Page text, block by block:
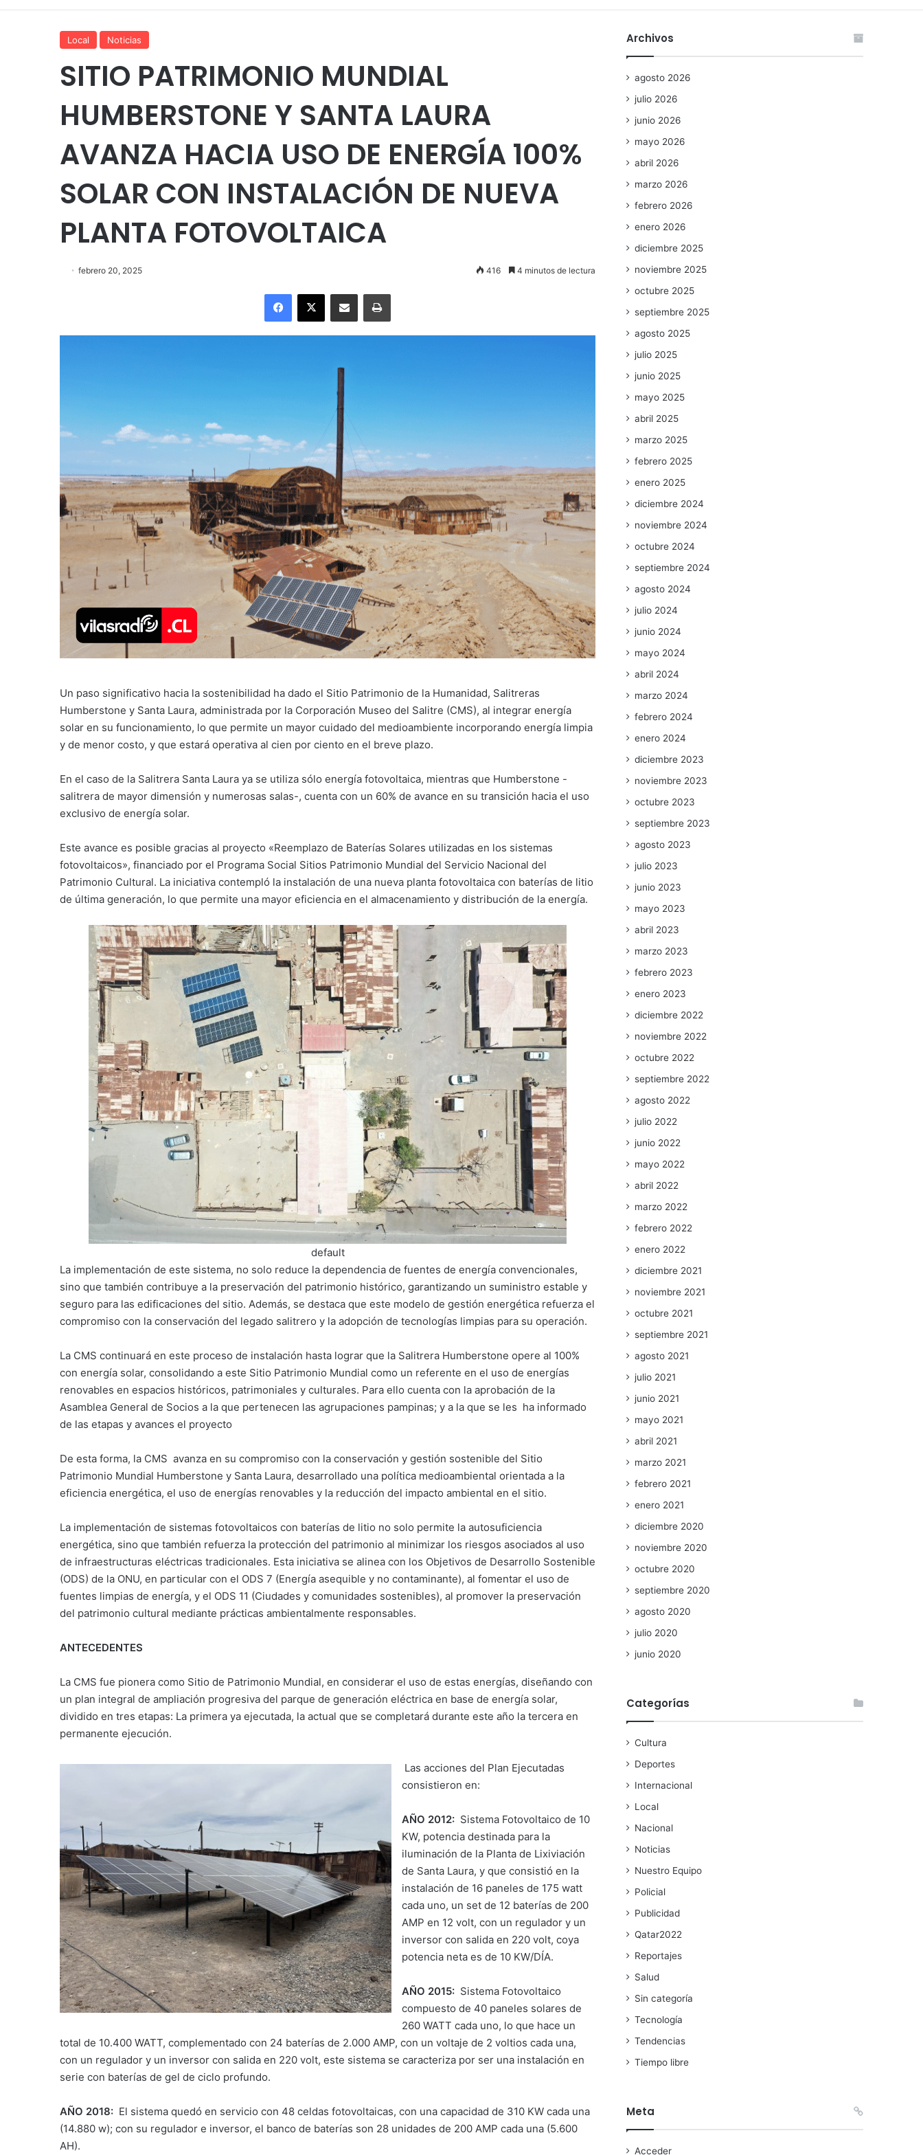
Local Noticias
SITIO PATRIMONIO MUNDIAL
HUMBERSTONE Y SANTA LAURA
AVANZA HACIA USO DE ENERGÍA 100%
SOLAR CON INSTALACIÓN DE NUEVA
PLANTA FOTOVOLTAICA
febrero 20, 2025 416 4 minutos de lectura
Facebook
X Enviar vía email Imprimir
Un paso significativo hacia la sostenibilidad ha dado el Sitio Patrimonio de la Humanidad, Salitreras
Humberstone y Santa Laura, administrada por la Corporación Museo del Salitre (CMS), al integrar energía
solar en su funcionamiento, lo que permite un mayor cuidado del medioambiente incorporando energía limpia
y de menor costo, y que estará operativa al cien por ciento en el breve plazo.
En el caso de la Salitrera Santa Laura ya se utiliza sólo energía fotovoltaica, mientras que Humberstone -
salitrera de mayor dimensión y numerosas salas-, cuenta con un 60% de avance en su transición hacia el uso
exclusivo de energía solar.
Este avance es posible gracias al proyecto «Reemplazo de Baterías Solares utilizadas en los sistemas
fotovoltaicos», financiado por el Programa Social Sitios Patrimonio Mundial del Servicio Nacional del
Patrimonio Cultural. La iniciativa contempló la instalación de una nueva planta fotovoltaica con baterías de litio
de última generación, lo que permite una mayor eficiencia en el almacenamiento y distribución de la energía.
default
La implementación de este sistema, no solo reduce la dependencia de fuentes de energía convencionales,
sino que también contribuye a la preservación del patrimonio histórico, garantizando un suministro estable y
seguro para las edificaciones del sitio. Además, se destaca que este modelo de gestión energética refuerza el
compromiso con la conservación del legado salitrero y la adopción de tecnologías limpias para su operación.
La CMS continuará en este proceso de instalación hasta lograr que la Salitrera Humberstone opere al 100%
con energía solar, consolidando a este Sitio Patrimonio Mundial como un referente en el uso de energías
renovables en espacios históricos, patrimoniales y culturales. Para ello cuenta con la aprobación de la
Asamblea General de Socios a la que pertenecen las agrupaciones pampinas; y a la que se les ha informado
de las etapas y avances el proyecto
De esta forma, la CMS avanza en su compromiso con la conservación y gestión sostenible del Sitio
Patrimonio Mundial Humberstone y Santa Laura, desarrollado una política medioambiental orientada a la
eficiencia energética, el uso de energías renovables y la reducción del impacto ambiental en el sitio.
La implementación de sistemas fotovoltaicos con baterías de litio no solo permite la autosuficiencia
energética, sino que también refuerza la protección del patrimonio al minimizar los riesgos asociados al uso
de infraestructuras eléctricas tradicionales. Esta iniciativa se alinea con los Objetivos de Desarrollo Sostenible
(ODS) de la ONU, en particular con el ODS 7 (Energía asequible y no contaminante), al fomentar el uso de
fuentes limpias de energía, y el ODS 11 (Ciudades y comunidades sostenibles), al promover la preservación
del patrimonio cultural mediante prácticas ambientalmente responsables.
ANTECEDENTES
La CMS fue pionera como Sitio de Patrimonio Mundial, en considerar el uso de estas energías, diseñando con
un plan integral de ampliación progresiva del parque de generación eléctrica en base de energía solar,
dividido en tres etapas: La primera ya ejecutada, la actual que se completará durante este año la tercera en
permanente ejecución.
Las acciones del Plan Ejecutadas
consistieron en:
AÑO 2012: Sistema Fotovoltaico de 10
KW, potencia destinada para la
iluminación de la Planta de Lixiviación
de Santa Laura, y que consistió en la
instalación de 16 paneles de 175 watt
cada uno, un set de 12 baterías de 200
AMP en 12 volt, con un regulador y un
inversor con salida en 220 volt, coya
potencia neta es de 10 KW/DÍA.
AÑO 2015: Sistema Fotovoltaico
compuesto de 40 paneles solares de
260 WATT cada uno, lo que hace un
total de 10.400 WATT, complementado con 24 baterías de 2.000 AMP, con un voltaje de 2 voltios cada una,
con un regulador y un inversor con salida en 220 volt, este sistema se caracteriza por ser una instalación en
serie con baterías de gel de ciclo profundo.
AÑO 2018: El sistema quedó en servicio con 48 celdas fotovoltaicas, con una capacidad de 310 KW cada una
(14.880 w); con su regulador e inversor, el banco de baterías son 28 unidades de 200 AMP cada una (5.600
AH).
Archivos
agosto 2026
julio 2026
junio 2026
mayo 2026
abril 2026
marzo 2026
febrero 2026
enero 2026
diciembre 2025
noviembre 2025
octubre 2025
septiembre 2025
agosto 2025
julio 2025
junio 2025
mayo 2025
abril 2025
marzo 2025
febrero 2025
enero 2025
diciembre 2024
noviembre 2024
octubre 2024
septiembre 2024
agosto 2024
julio 2024
junio 2024
mayo 2024
abril 2024
marzo 2024
febrero 2024
enero 2024
diciembre 2023
noviembre 2023
octubre 2023
septiembre 2023
agosto 2023
julio 2023
junio 2023
mayo 2023
abril 2023
marzo 2023
febrero 2023
enero 2023
diciembre 2022
noviembre 2022
octubre 2022
septiembre 2022
agosto 2022
julio 2022
junio 2022
mayo 2022
abril 2022
marzo 2022
febrero 2022
enero 2022
diciembre 2021
noviembre 2021
octubre 2021
septiembre 2021
agosto 2021
julio 2021
junio 2021
mayo 2021
abril 2021
marzo 2021
febrero 2021
enero 2021
diciembre 2020
noviembre 2020
octubre 2020
septiembre 2020
agosto 2020
julio 2020
junio 2020
Categorías
Cultura
Deportes
Internacional
Local
Nacional
Noticias
Nuestro Equipo
Policial
Publicidad
Qatar2022
Reportajes
Salud
Sin categoría
Tecnología
Tendencias
Tiempo libre
Meta
Acceder